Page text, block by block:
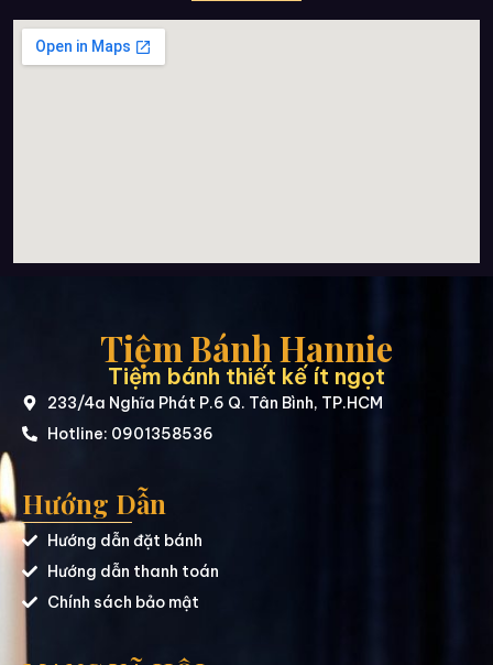
Tiệm Bánh Hannie
Tiệm bánh thiết kế ít ngọt
233/4a Nghĩa Phát P.6 Q. Tân Bình, TP.HCM
Hotline: 0901358536
Hướng Dẫn
Hướng dẫn đặt bánh
Hướng dẫn thanh toán
Chính sách bảo mật